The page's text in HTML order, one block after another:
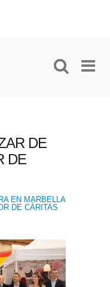
DE
DE
EN MARBELLA
DE CÁRITAS